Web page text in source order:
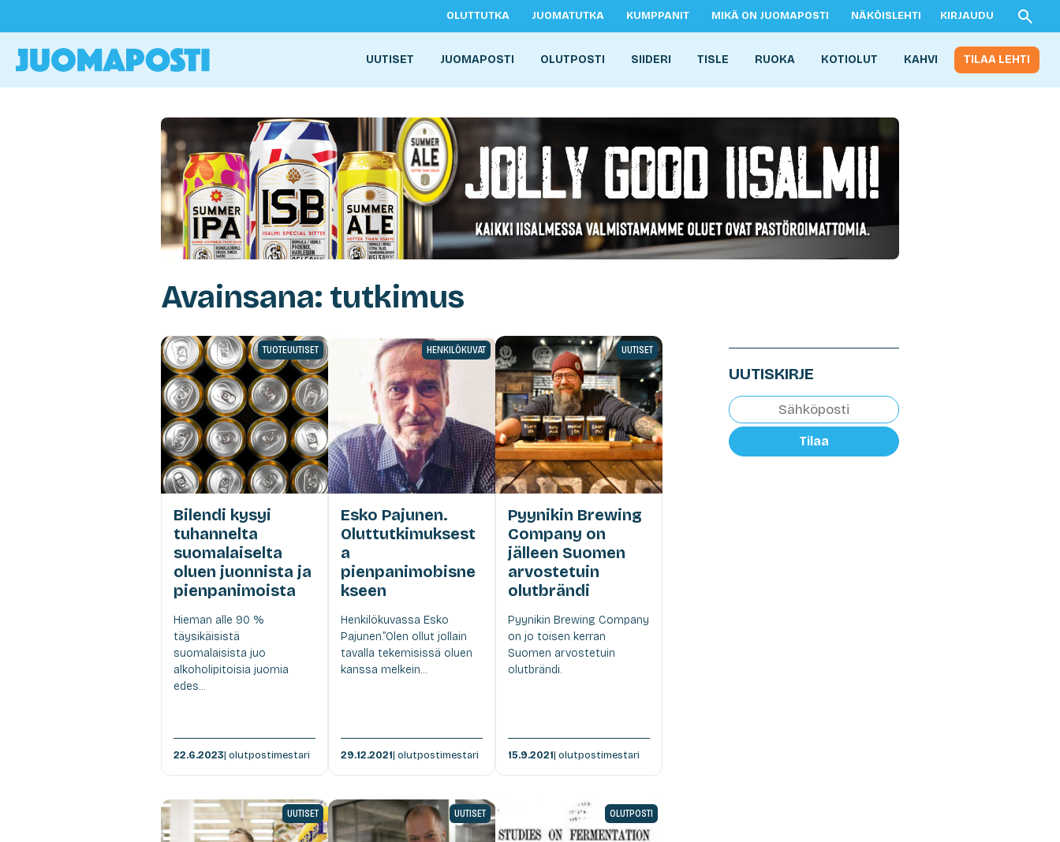
OLUTTUTKA JUOMATUTKA KUMPPANIT MIKÄ ON JUOMAPOSTI NÄKÖISLEHTI KIRJAUDU
UUTISET JUOMAPOSTI OLUTPOSTI SIIDERI TISLE RUOKA KOTIOLUT KAHVI TILAA LEHTI
Avainsana: tutkimus
TUOTEUUTISET
Bilendi kysyi
tuhannelta
suomalaiselta
oluen juonnista ja
pienpanimoista
Hieman alle 90 %
täysikäisistä
suomalaisista juo
alkoholipitoisia juomia
edes...
22.6.2023| olutpostimestari
HENKILÖKUVAT
Esko Pajunen.
Oluttutkimuksest
a
pienpanimobisne
kseen
Henkilökuvassa Esko
Pajunen.”Olen ollut jollain
tavalla tekemisissä oluen
kanssa melkein...
29.12.2021| olutpostimestari
UUTISET
Pyynikin Brewing
Company on
jälleen Suomen
arvostetuin
olutbrändi
Pyynikin Brewing Company
on jo toisen kerran
Suomen arvostetuin
olutbrändi.
15.9.2021| olutpostimestari
UUTISET UUTISET OLUTPOSTI
UUTISKIRJE
Tilaa